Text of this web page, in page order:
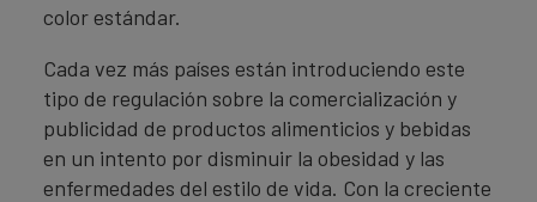
color estándar.
Cada vez más países están introduciendo este
tipo de regulación sobre la comercialización y
publicidad de productos alimenticios y bebidas
en un intento por disminuir la obesidad y las
enfermedades del estilo de vida. Con la creciente